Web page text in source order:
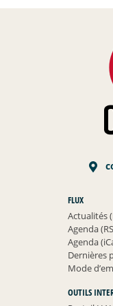
FLUX
Actualités
Agenda
Agenda
Dernières
Mode
OUTILS